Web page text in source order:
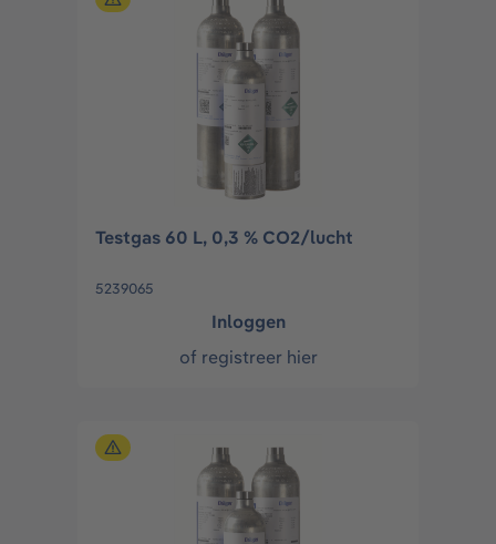
Testgas 60 L, 0,3 % CO2/lucht
5239065
Inloggen
of registreer hier